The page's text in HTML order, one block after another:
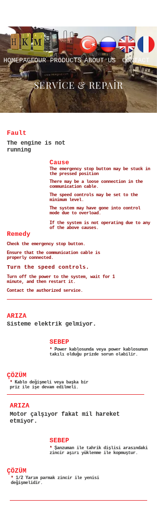
HOMEPAGEOUR PRODUCTS ABOUT US CONTACT
SERVİCE & REPAİR
Fault
The engine is not
running
Cause
The emergency stop button may be stuck in
the pressed position
There may be a loose connection in the
communication cable.
The speed controls may be set to the
minimum level.
The system may have gone into control
mode due to overload.
If the system is not operating due to any
of the above causes.
Remedy
Check the emergency stop button.
Ensure that the communication cable is
properly connected.
Turn the speed controls.
Turn off the power to the system, wait for 1
minute, and then restart it.
Contact the authorized service.
ARIZA
Sisteme elektrik gelmiyor.
SEBEP
* Power kablosunda veya power kablosunun
takılı olduğu prizde sorun olabilir.
ÇÖZÜM
* Kablo değişmeli veya başka bir
priz ile işe devam edilmeli.
ARIZA
Motor çalşıyor fakat mil hareket
etmiyor.
SEBEP
* Şanzuman ile tahrik dişlisi arasındaki
zincir aşırı yüklenme ile kopmuştur.
ÇÖZÜM
* 1/2 Yarım parmak zincir ile yenisi
değişmelidir.